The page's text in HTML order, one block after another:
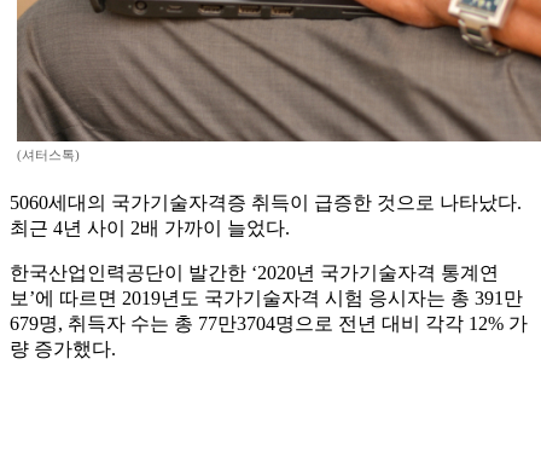
(셔터스톡)
5060세대의 국가기술자격증 취득이 급증한 것으로 나타났다.
최근 4년 사이 2배 가까이 늘었다.
한국산업인력공단이 발간한 ‘2020년 국가기술자격 통계연
보’에 따르면 2019년도 국가기술자격 시험 응시자는 총 391만
679명, 취득자 수는 총 77만3704명으로 전년 대비 각각 12% 가
량 증가했다.